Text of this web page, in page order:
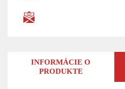
INFORMÁCIE O
PRODUKTE